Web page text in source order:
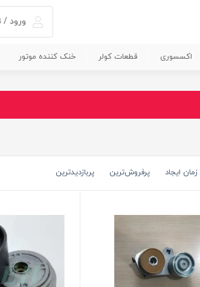
ورود /
اکسسوری قطعات کولر خنک کننده موتور
زمان ایجاد پرفروش‌ترین پربازدید‌ترین